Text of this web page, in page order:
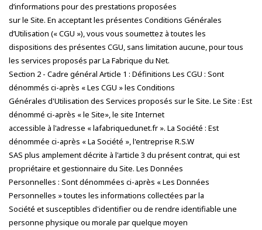
d’informations pour des prestations proposées
sur le Site. En acceptant les présentes Conditions Générales
d’Utilisation (« CGU »), vous vous soumettez à toutes les
dispositions des présentes CGU, sans limitation aucune, pour tous
les services proposés par La Fabrique du Net.
Section 2 - Cadre général Article 1 : Définitions Les CGU : Sont
dénommés ci-après « Les CGU » les Conditions
Générales d'Utilisation des Services proposés sur le Site. Le Site : Est
dénommé ci-après « le Site», le site Internet
accessible à l'adresse « lafabriquedunet.fr ». La Société : Est
dénommée ci-après « La Société », l'entreprise R.S.W
SAS plus amplement décrite à l'article 3 du présent contrat, qui est
propriétaire et gestionnaire du Site. Les Données
Personnelles : Sont dénommées ci-après « Les Données
Personnelles » toutes les informations collectées par la
Société et susceptibles d'identifier ou de rendre identifiable une
personne physique ou morale par quelque moyen